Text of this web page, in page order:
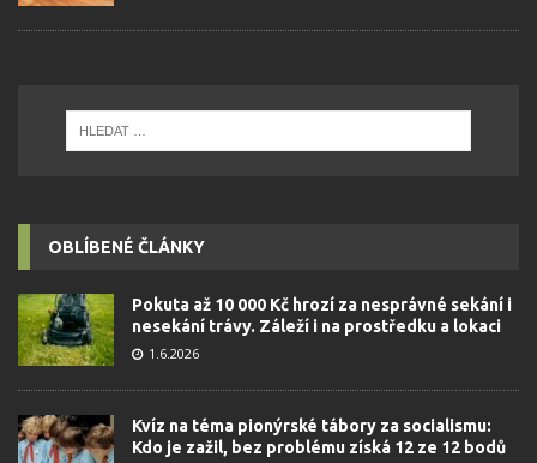
OBLÍBENÉ ČLÁNKY
Pokuta až 10 000 Kč hrozí za nesprávné sekání i
nesekání trávy. Záleží i na prostředku a lokaci
1.6.2026
Kvíz na téma pionýrské tábory za socialismu:
Kdo je zažil, bez problému získá 12 ze 12 bodů